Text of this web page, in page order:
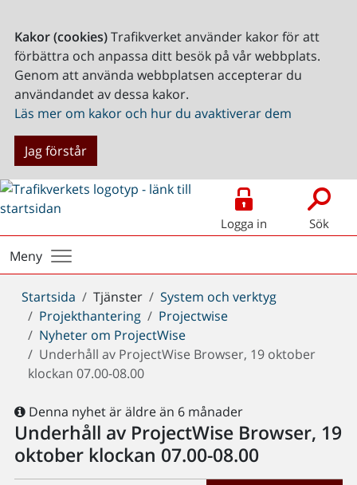
Kakor (cookies)Trafikverket använder kakor för att
förbättra och anpassa ditt besök på vår webbplats.
Genom att använda webbplatsen accepterar du
användandet av dessa kakor.
Läs mer om kakor och hur du avaktiverar dem
Jag förstår
Logga in Sök
Meny
Du
är
här:
Startsida Tjänster
System och verktyg
Projekthantering
Projectwise
Nyheter om ProjectWise
Underhåll av ProjectWise Browser, 19 oktober
klockan 07.00-08.00
Denna nyhet är äldre än 6 månader
Underhåll av ProjectWise Browser, 19
oktober klockan 07.00-08.00